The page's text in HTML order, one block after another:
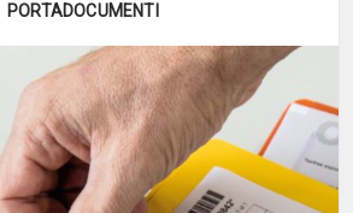
PORTADOCUMENTI